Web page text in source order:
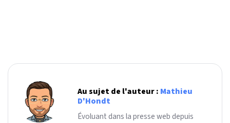
Au sujet de l'auteur : Mathieu
D'Hondt
Évoluant dans la presse web depuis